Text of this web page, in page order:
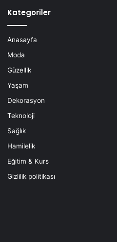
Kategoriler
Anasayfa
Moda
Güzellik
Yaşam
Dekorasyon
Teknoloji
Sağlık
Hamilelik
Eğitim & Kurs
Gizlilik politikası